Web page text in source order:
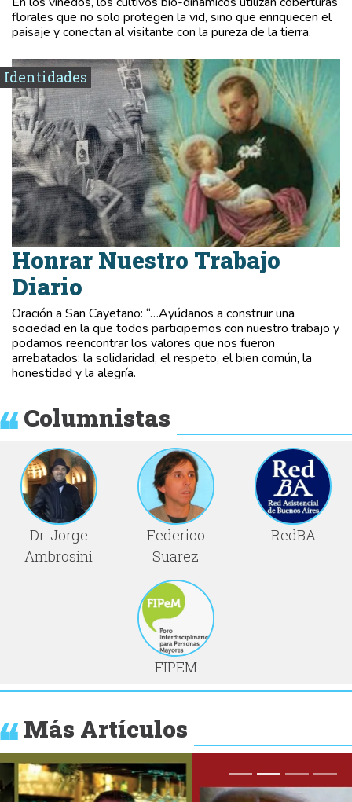
florales que no solo protegen la vid, sino que enriquecen el
paisaje y conectan al visitante con la pureza de la tierra.
Identidades
Honrar Nuestro Trabajo
Diario
Oración a San Cayetano: “…Ayúdanos a construir una
sociedad en la que todos participemos con nuestro trabajo y
podamos reencontrar los valores que nos fueron
arrebatados: la solidaridad, el respeto, el bien común, la
honestidad y la alegría.
Columnistas
Dr. Jorge
Ambrosini
Federico
Suarez
RedBA
FIPEM
Más Artículos